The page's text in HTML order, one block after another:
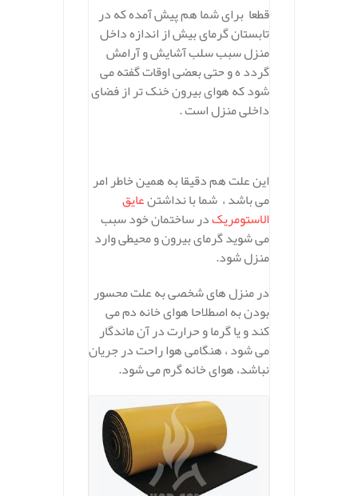
قطعا برای شما هم پیش آمده که در
تابستان گرمای بیش از اندازه داخل
منزل سبب سلب آشایش و آرامش
گردد ه و حتی بعضی اوقات گفته می
شود که هوای بیرون خنک تر از فضای
داخلی منزل است .
این علت هم دقیقا به همین خاطر امر
می باشد ، شما با نداشتنعایق
الاستومریکدر ساختمان خود سبب
می شوید گرمای بیرون و محیطی وارد
منزل شود.
در منزل های شخصی به علت محسور
بودن به اصطلاحا هوای خانه دم می
کند و یا گرما و حرارت در آن ماندگار
می شود ، هنگامی هوا راحت در جریان
نباشد، هوای خانه گرم می شود.